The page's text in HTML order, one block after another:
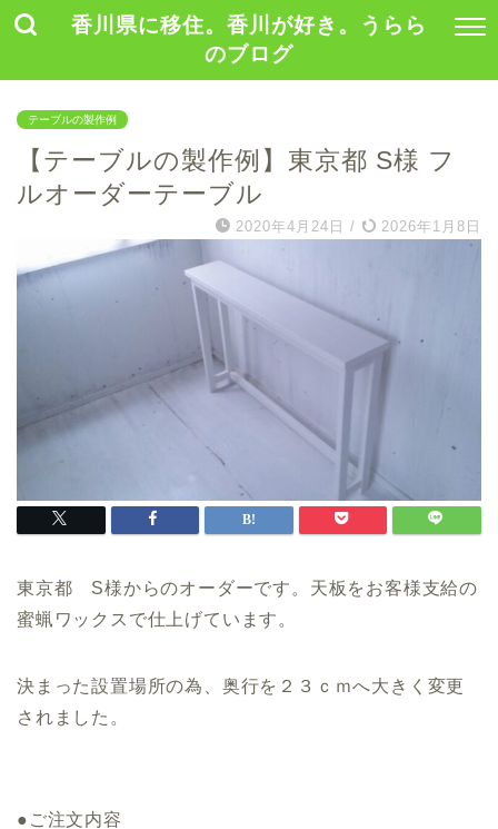
香川県に移住。香川が好き。うらら
のブログ
テーブルの製作例
【テーブルの製作例】東京都 S様 フ
ルオーダーテーブル
2020年4月24日 / 2026年1月8日
東京都 S様からのオーダーです。天板をお客様支給の
蜜蝋ワックスで仕上げています。
決まった設置場所の為、奥行を２３ｃｍへ大きく変更
されました。
●ご注文内容